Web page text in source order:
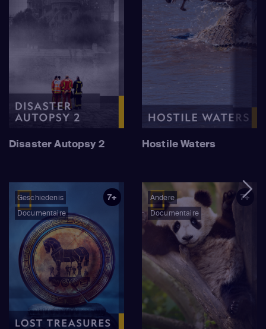
Disaster Autopsy 2 Hostile Waters
Geschiedenis
Documentaire
7+
Andere
Documentaire
7+